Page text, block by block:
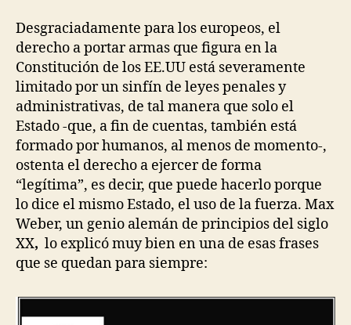
Desgraciadamente para los europeos, el
derecho a portar armas que figura en la
Constitución de los EE.UU está severamente
limitado por un sinfín de leyes penales y
administrativas, de tal manera que solo el
Estado -que, a fin de cuentas, también está
formado por humanos, al menos de momento-,
ostenta el derecho a ejercer de forma
“legítima”, es decir, que puede hacerlo porque
lo dice el mismo Estado, el uso de la fuerza. Max
Weber, un genio alemán de principios del siglo
XX, lo explicó muy bien en una de esas frases
que se quedan para siempre: